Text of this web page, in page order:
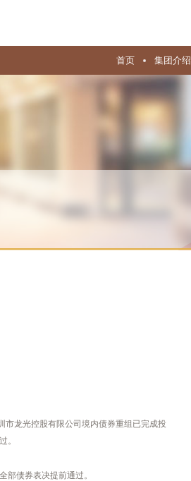
首页 集团介绍
市龙光控股有限公司境内债券重组已完成投
。
部债券表决提前通过。